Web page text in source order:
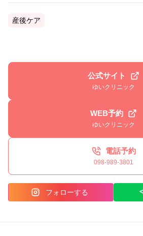
産後ケア
公式サイト
ゆいクリニック
WEB予約
ゆいクリニック
電話予約
098-989-3801
フォローする